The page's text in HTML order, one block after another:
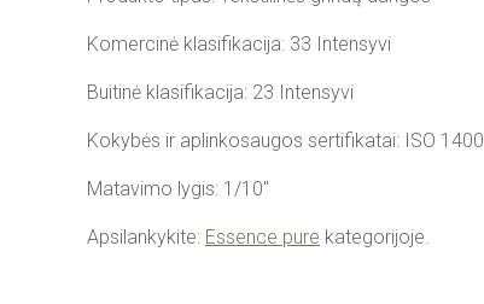
Komercinė klasifikacija: 33 Intensyvi
Buitinė klasifikacija: 23 Intensyvi
Kokybės ir aplinkosaugos sertifikatai: ISO
Matavimo lygis: 1/10"
Apsilankykite: Essence pure kategorijoje.